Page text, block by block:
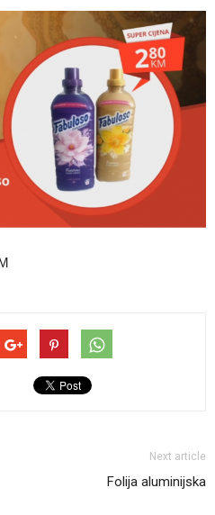
Next article
Folija aluminijska